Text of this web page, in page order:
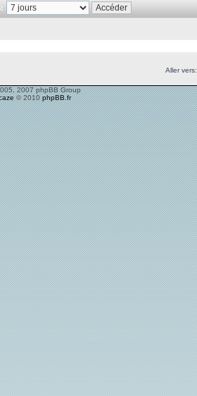
Aller vers:
2007 phpBB Group
© 2010phpBB.fr